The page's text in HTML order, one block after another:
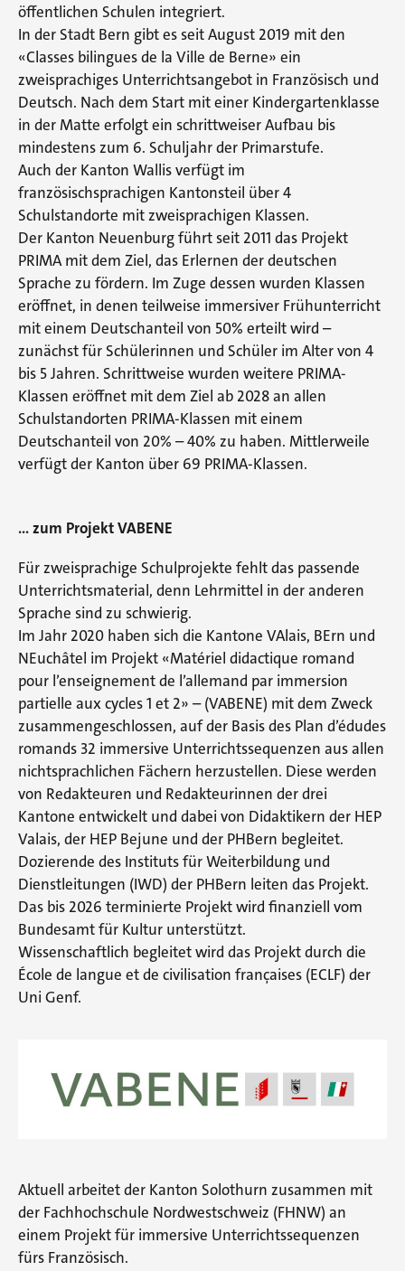
öffentlichen Schulen integriert.
In der Stadt Bern gibt es seit August 2019 mit den
«Classes bilingues de la Ville de Berne» ein
zweisprachiges Unterrichtsangebot in Französisch und
Deutsch. Nach dem Start mit einer Kindergartenklasse
in der Matte erfolgt ein schrittweiser Aufbau bis
mindestens zum 6. Schuljahr der Primarstufe.
Auch der Kanton Wallis verfügt im
französischsprachigen Kantonsteil über 4
Schulstandorte mit zweisprachigen Klassen.
Der Kanton Neuenburg führt seit 2011 das Projekt
PRIMA mit dem Ziel, das Erlernen der deutschen
Sprache zu fördern. Im Zuge dessen wurden Klassen
eröffnet, in denen teilweise immersiver Frühunterricht
mit einem Deutschanteil von 50% erteilt wird –
zunächst für Schülerinnen und Schüler im Alter von 4
bis 5 Jahren. Schrittweise wurden weitere PRIMA-
Klassen eröffnet mit dem Ziel ab 2028 an allen
Schulstandorten PRIMA-Klassen mit einem
Deutschanteil von 20% – 40% zu haben. Mittlerweile
verfügt der Kanton über 69 PRIMA-Klassen.
… zum Projekt VABENE
Für zweisprachige Schulprojekte fehlt das passende
Unterrichtsmaterial, denn Lehrmittel in der anderen
Sprache sind zu schwierig.
Im Jahr 2020 haben sich die Kantone VAlais, BErn und
NEuchâtel im Projekt «Matériel didactique romand
pour l’enseignement de l’allemand par immersion
partielle aux cycles 1 et 2» – (VABENE) mit dem Zweck
zusammengeschlossen, auf der Basis des Plan d’édudes
romands 32 immersive Unterrichtssequenzen aus allen
nichtsprachlichen Fächern herzustellen. Diese werden
von Redakteuren und Redakteurinnen der drei
Kantone entwickelt und dabei von Didaktikern der HEP
Valais, der HEP Bejune und der PHBern begleitet.
Dozierende des Instituts für Weiterbildung und
Dienstleitungen (IWD) der PHBern leiten das Projekt.
Das bis 2026 terminierte Projekt wird finanziell vom
Bundesamt für Kultur unterstützt.
Wissenschaftlich begleitet wird das Projekt durch die
École de langue et de civilisation françaises (ECLF) der
Uni Genf.
Aktuell arbeitet der Kanton Solothurn zusammen mit
der Fachhochschule Nordwestschweiz (FHNW) an
einem Projekt für immersive Unterrichtssequenzen
fürs Französisch.